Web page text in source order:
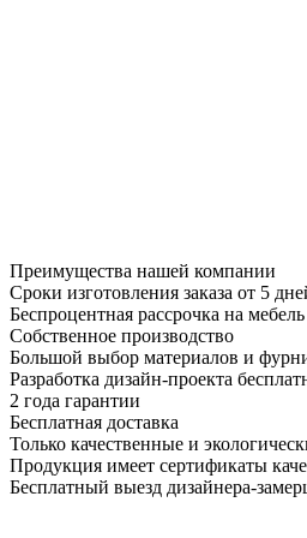
Преимущества нашей компании
Сроки изготовления заказа от 5
Беспроцентная рассрочка на мебель
Собственное производство
Большой выбор материалов и
Разработка дизайн-проекта
2 года гарантии
Бесплатная доставка
Только качественные и
Продукция имеет сертификаты
Бесплатный выезд дизайнера-